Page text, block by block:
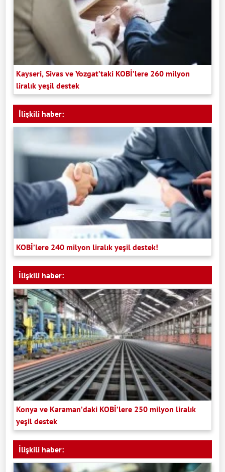
Kayseri, Sivas ve Yozgat’taki KOBİ’lere 260 milyon
liralık yeşil destek
İlişkili haber:
KOBİ’lere 240 milyon liralık yeşil destek!
İlişkili haber:
Konya ve Karaman’daki KOBİ’lere 250 milyon liralık
yeşil destek
İlişkili haber: